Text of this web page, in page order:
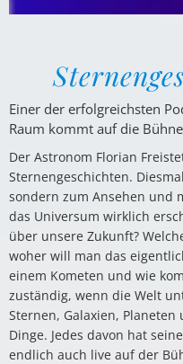
Einer der erfolgreichsten
Raum kommt auf die Bühne
Der Astronom Florian
Sternengeschichten.
sondern zum Ansehen und
das Universum wirklich
über unsere Zukunft?
woher will man das
einem Kometen und wie
zuständig, wenn die Welt
Sternen, Galaxien,
Dinge. Jedes davon hat
endlich auch live auf der